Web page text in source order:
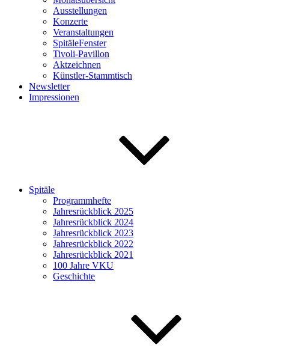
Ausstellungen
Konzerte
Veranstaltungen
SpitäleFenster
Tivoli-Pavillon
Aktzeichnen
Künstler-Stammtisch
Newsletter
Impressionen
Spitäle
Programmhefte
Jahresrückblick 2025
Jahresrückblick 2024
Jahresrückblick 2023
Jahresrückblick 2022
Jahresrückblick 2021
100 Jahre VKU
Geschichte